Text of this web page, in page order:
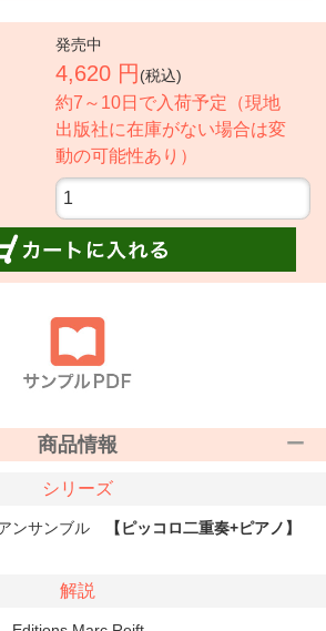
発売中
4,620 円 (税込)
約7～10日で入荷予定（現地
出版社に在庫がない場合は変
動の可能性あり）
商品情報
シリーズ
ンサンブル 【ピッコロ二重奏+ピアノ】
解説